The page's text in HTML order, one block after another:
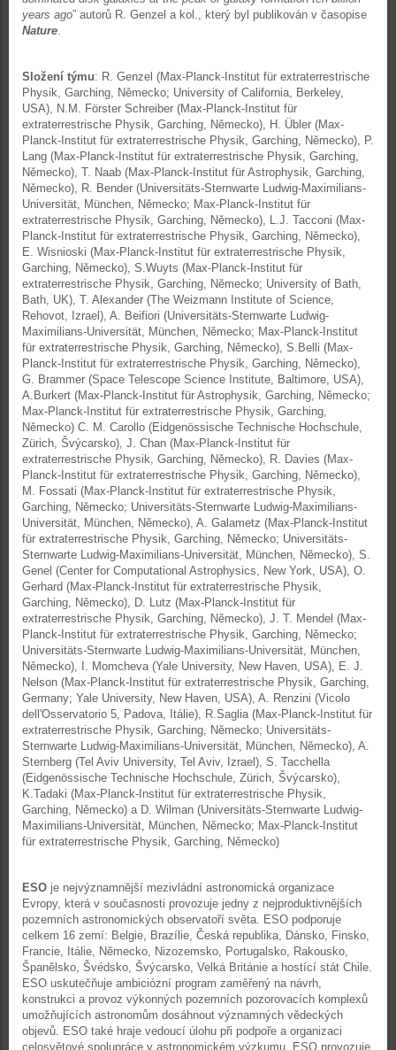
years ago” autorů R. Genzel a kol., který byl publikován v časopise
Nature.
Složení týmu: R. Genzel (Max-Planck-Institut für extraterrestrische
Physik, Garching, Německo; University of California, Berkeley,
USA), N.M. Förster Schreiber (Max-Planck-Institut für
extraterrestrische Physik, Garching, Německo), H. Übler (Max-
Planck-Institut für extraterrestrische Physik, Garching, Německo), P.
Lang (Max-Planck-Institut für extraterrestrische Physik, Garching,
Německo), T. Naab (Max-Planck-Institut für Astrophysik, Garching,
Německo), R. Bender (Universitäts-Sternwarte Ludwig-Maximilians-
Universität, München, Německo; Max-Planck-Institut für
extraterrestrische Physik, Garching, Německo), L.J. Tacconi (Max-
Planck-Institut für extraterrestrische Physik, Garching, Německo),
E. Wisnioski (Max-Planck-Institut für extraterrestrische Physik,
Garching, Německo), S.Wuyts (Max-Planck-Institut für
extraterrestrische Physik, Garching, Německo; University of Bath,
Bath, UK), T. Alexander (The Weizmann Institute of Science,
Rehovot, Izrael), A. Beifiori (Universitäts-Sternwarte Ludwig-
Maximilians-Universität, München, Německo; Max-Planck-Institut
für extraterrestrische Physik, Garching, Německo), S.Belli (Max-
Planck-Institut für extraterrestrische Physik, Garching, Německo),
G. Brammer (Space Telescope Science Institute, Baltimore, USA),
A.Burkert (Max-Planck-Institut für Astrophysik, Garching, Německo;
Max-Planck-Institut für extraterrestrische Physik, Garching,
Německo) C. M. Carollo (Eidgenössische Technische Hochschule,
Zürich, Švýcarsko), J. Chan (Max-Planck-Institut für
extraterrestrische Physik, Garching, Německo), R. Davies (Max-
Planck-Institut für extraterrestrische Physik, Garching, Německo),
M. Fossati (Max-Planck-Institut für extraterrestrische Physik,
Garching, Německo; Universitäts-Sternwarte Ludwig-Maximilians-
Universität, München, Německo), A. Galametz (Max-Planck-Institut
für extraterrestrische Physik, Garching, Německo; Universitäts-
Sternwarte Ludwig-Maximilians-Universität, München, Německo), S.
Genel (Center for Computational Astrophysics, New York, USA), O.
Gerhard (Max-Planck-Institut für extraterrestrische Physik,
Garching, Německo), D. Lutz (Max-Planck-Institut für
extraterrestrische Physik, Garching, Německo), J. T. Mendel (Max-
Planck-Institut für extraterrestrische Physik, Garching, Německo;
Universitäts-Sternwarte Ludwig-Maximilians-Universität, München,
Německo), I. Momcheva (Yale University, New Haven, USA), E. J.
Nelson (Max-Planck-Institut für extraterrestrische Physik, Garching,
Germany; Yale University, New Haven, USA), A. Renzini (Vicolo
dell'Osservatorio 5, Padova, Itálie), R.Saglia (Max-Planck-Institut für
extraterrestrische Physik, Garching, Německo; Universitäts-
Sternwarte Ludwig-Maximilians-Universität, München, Německo), A.
Sternberg (Tel Aviv University, Tel Aviv, Izrael), S. Tacchella
(Eidgenössische Technische Hochschule, Zürich, Švýcarsko),
K.Tadaki (Max-Planck-Institut für extraterrestrische Physik,
Garching, Německo) a D. Wilman (Universitäts-Sternwarte Ludwig-
Maximilians-Universität, München, Německo; Max-Planck-Institut
für extraterrestrische Physik, Garching, Německo)
ESO je nejvýznamnější mezivládní astronomická organizace
Evropy, která v současnosti provozuje jedny z nejproduktivnějších
pozemních astronomických observatoří světa. ESO podporuje
celkem 16 zemí: Belgie, Brazílie, Česká republika, Dánsko, Finsko,
Francie, Itálie, Německo, Nizozemsko, Portugalsko, Rakousko,
Španělsko, Švédsko, Švýcarsko, Velká Británie a hostící stát Chile.
ESO uskutečňuje ambiciózní program zaměřený na návrh,
konstrukci a provoz výkonných pozemních pozorovacích komplexů
umožňujících astronomům dosáhnout významných vědeckých
objevů. ESO také hraje vedoucí úlohu při podpoře a organizaci
celosvětové spolupráce v astronomickém výzkumu. ESO provozuje